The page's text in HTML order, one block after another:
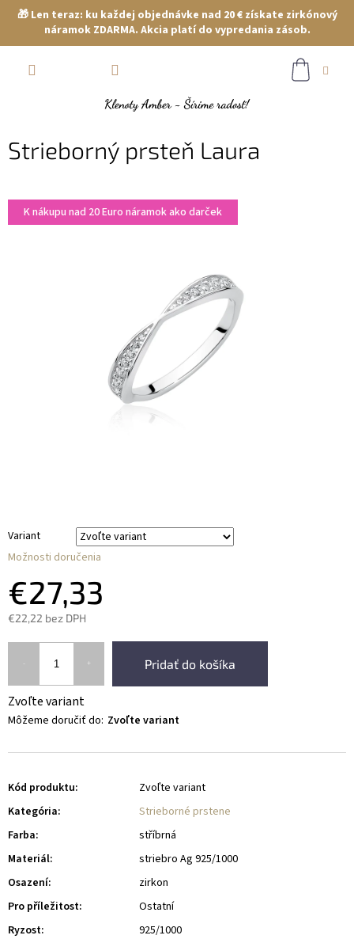
🎁 Len teraz: ku každej objednávke nad 20 € získate zirkónový
náramok ZDARMA. Akcia platí do vypredania zásob.
Strieborný prsteň Laura
K nákupu nad 20 Euro náramok ako darček
€27,33
€22,22 bez DPH
Pridať do košíka
Zvoľte variant
Môžeme doručiť do: Zvoľte variant
Variant
Možnosti doručenia
Kód produktu:
Zvoľte variant
Kategória:
Strieborné prstene
Farba:
stříbrná
Materiál:
striebro Ag 925/1000
Osazení:
zirkon
Pro příležitost:
Ostatní
Ryzost:
925/1000